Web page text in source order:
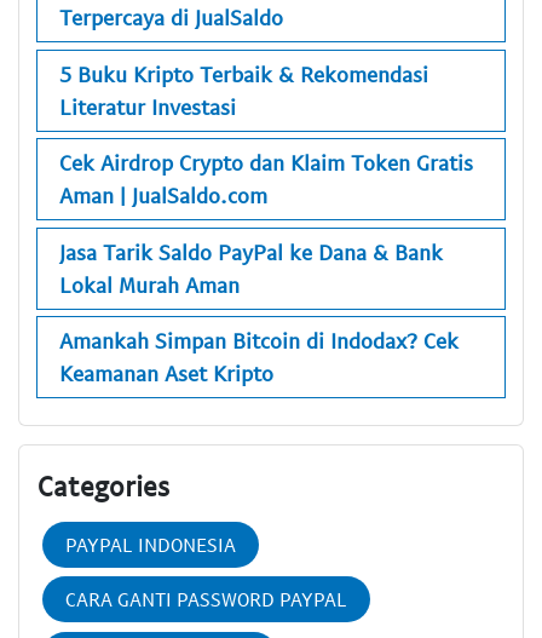
Terpercaya di JualSaldo
5 Buku Kripto Terbaik & Rekomendasi
Literatur Investasi
Cek Airdrop Crypto dan Klaim Token Gratis
Aman | JualSaldo.com
Jasa Tarik Saldo PayPal ke Dana & Bank
Lokal Murah Aman
Amankah Simpan Bitcoin di Indodax? Cek
Keamanan Aset Kripto
Categories
PAYPAL INDONESIA
CARA GANTI PASSWORD PAYPAL